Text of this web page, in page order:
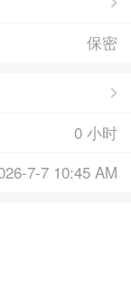
保密
0 小时
7-7 10:45 AM